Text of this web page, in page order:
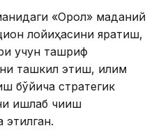
«Орол» маданий
лойиҳасини яратиш,
учун ташриф
ташкил этиш, иқлим
бўйича стратегик
ишлаб чиқиш
этилган.